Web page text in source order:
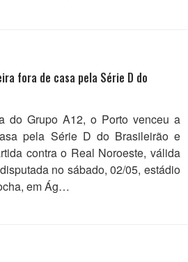
fora de casa pela Série D do
do Grupo A12, o Porto venceu a
pela Série D do Brasileirão e
contra o Real Noroeste, válida
no sábado, 02/05, estádio
em Ág…